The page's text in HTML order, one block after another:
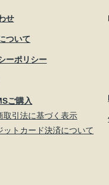
せ
ついて
ーポリシー
ご購入
取引法に基づく表示
ットカード決済について